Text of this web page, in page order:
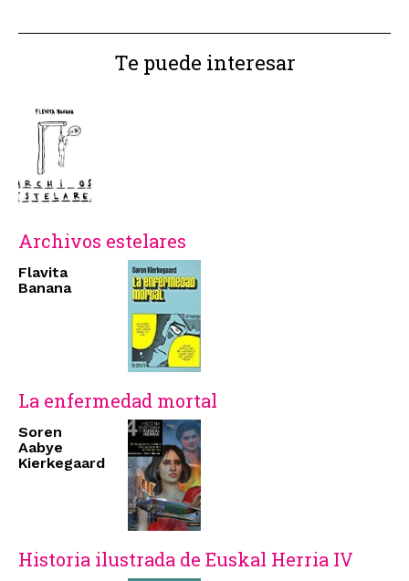
Te puede interesar
Archivos estelares
Flavita
Banana
La enfermedad mortal
Soren
Aabye
Kierkegaard
Historia ilustrada de Euskal Herria IV